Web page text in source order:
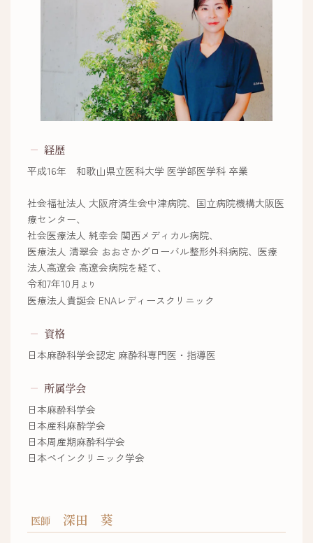
経歴
平成16年 和歌山県立医科大学 医学部医学科 卒業
社会福祉法人 大阪府済生会中津病院、国立病院機構大阪医
療センター、
社会医療法人 純幸会 関西メディカル病院、
医療法人 清翠会 おおさかグローバル整形外科病院、医療
法人高遼会 高遼会病院を経て、
令和7年10月 より
医療法人貴誕会 ENAレディースクリニック
資格
日本麻酔科学会認定 麻酔科専門医・指導医
所属学会
日本麻酔科学会
日本産科麻酔学会
日本周産期麻酔科学会
日本ペインクリニック学会
医師 深田 葵